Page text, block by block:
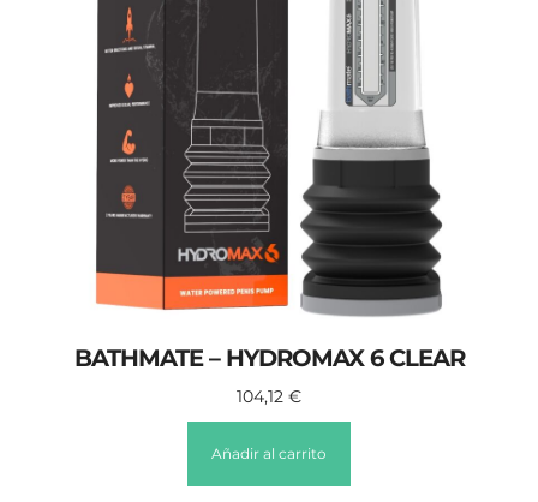
BATHMATE – HYDROMAX 6 CLEAR
104,12 €
Añadir al carrito